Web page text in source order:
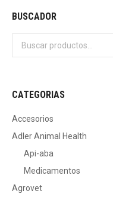
BUSCADOR
CATEGORIAS
Accesorios
Adler Animal Health
Api-aba
Medicamentos
Agrovet